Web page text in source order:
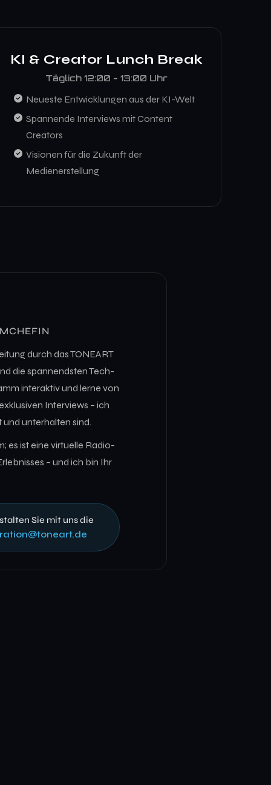
KI & Creator Lunch Break
Täglich 12:00 - 13:00 Uhr
Neueste Entwicklungen aus der KI-Welt
Spannende Interviews mit Content
Creators
Visionen für die Zukunft der
Medienerstellung
durch das TONEART
die spannendsten Tech-
interaktiv und lerne von
Interviews – ich
unterhalten sind.
es ist eine virtuelle Radio-
– und ich bin Ihr
Sie mit uns die